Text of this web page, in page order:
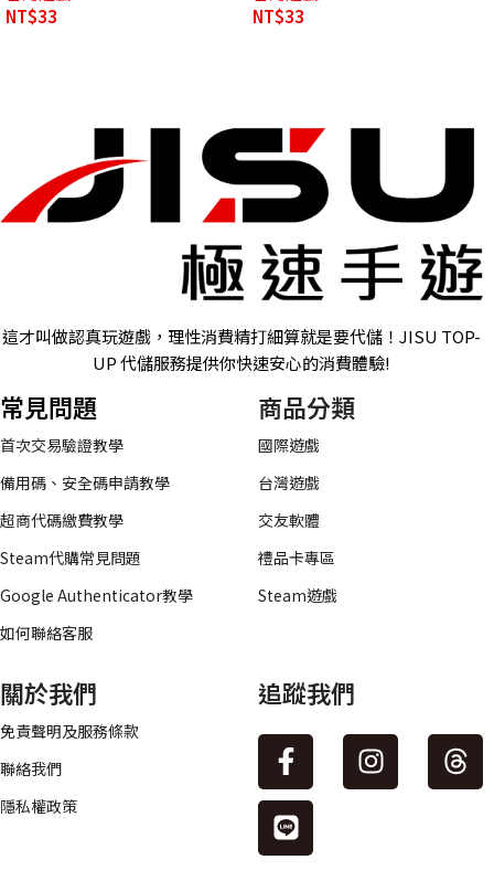
NT$33
NT$33
這才叫做認真玩遊戲，理性消費精打細算就是要代儲！JISU TOP-
UP 代儲服務提供你快速安心的消費體驗!
常見問題
首次交易驗證教學
備用碼、安全碼申請教學
超商代碼繳費教學
Steam代購常見問題
Google Authenticator教學
如何聯絡客服
商品分類
國際遊戲
台灣遊戲
交友軟體
禮品卡專區
Steam遊戲
關於我們
免責聲明及服務條款
聯絡我們
隱私權政策
追蹤我們